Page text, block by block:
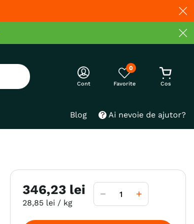
Cont
0
Blog Ai nevoie de ajutor?
346,23 lei
28,85 lei / kg